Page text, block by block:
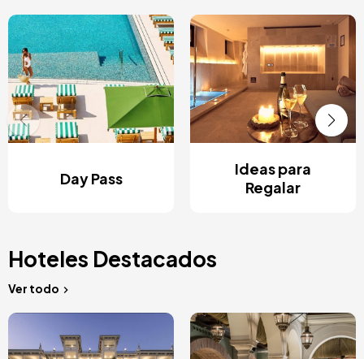
Day Pass
Ideas para
Regalar
Hoteles Destacados
Ver todo
Image Image